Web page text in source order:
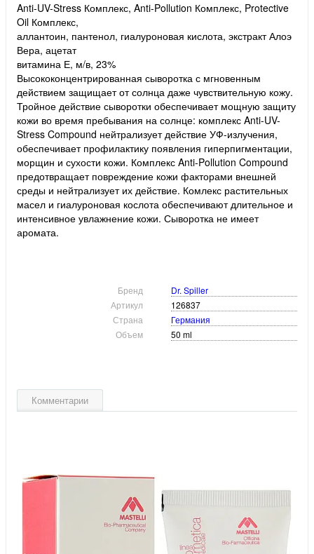
Anti-UV-Stress Комплекс, Anti-Pollution Комплекс, Protective
Oil Комплекс,
аллантоин, пантенол, гиалуроновая кислота, экстракт Алоэ
Вера, ацетат
витамина Е, м/в, 23%
Высококонцентрированная сыворотка с мгновенным
действием защищает от солнца даже чувствительную кожу.
Тройное действие сыворотки обеспечивает мощную защиту
кожи во время пребывания на солнце: комплекс Anti-UV-
Stress Compound нейтрализует действие УФ-излучения,
обеспечивает профилактику появления гиперпигментации,
морщин и сухости кожи. Комплекс Anti-Pollution Compound
предотвращает повреждение кожи факторами внешней
среды и нейтрализует их действие. Комлекс растительных
масел и гиалуроновая кослота обеспечивают длительное и
интенсивное увлажнение кожи. Сыворотка не имеет
аромата.
Бренд
Dr. Spiller
Артикул
126837
Страна
Германия
Объем
50 ml
Комментарии